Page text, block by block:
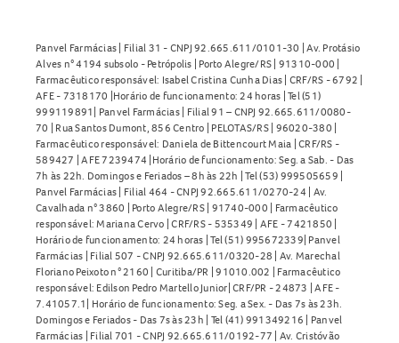
Panvel Farmácias | Filial 31 - CNPJ 92.665.611/0101-30 | Av. Protásio
Alves n° 4194 subsolo - Petrópolis | Porto Alegre/RS | 91310-000 |
Farmacêutico responsável: Isabel Cristina Cunha Dias | CRF/RS - 6792 |
AFE - 7318170 |Horário de funcionamento: 24 horas | Tel (51)
999119891| Panvel Farmácias | Filial 91 – CNPJ 92.665.611/0080-
70 | Rua Santos Dumont, 856 Centro | PELOTAS/RS | 96020-380 |
Farmacêutico responsável: Daniela de Bittencourt Maia | CRF/RS -
589427 | AFE 7239474 |Horário de funcionamento: Seg. a Sab. - Das
7h às 22h. Domingos e Feriados – 8h às 22h | Tel (53) 999505659 |
Panvel Farmácias | Filial 464 - CNPJ 92.665.611/0270-24 | Av.
Cavalhada n° 3860 | Porto Alegre/RS | 91740-000 | Farmacêutico
responsável: Mariana Cervo | CRF/RS - 535349 | AFE - 7421850 |
Horário de funcionamento: 24 horas | Tel (51) 995672339| Panvel
Farmácias | Filial 507 - CNPJ 92.665.611/0320-28 | Av. Marechal
Floriano Peixoto n° 2160 | Curitiba/PR | 91010.002 | Farmacêutico
responsável: Edilson Pedro Martello Junior| CRF/PR - 24873 | AFE -
7.41057.1| Horário de funcionamento: Seg. a Sex. - Das 7s às 23h.
Domingos e Feriados - Das 7s às 23h | Tel (41) 991349216 | Panvel
Farmácias | Filial 701 - CNPJ 92.665.611/0192-77 | Av. Cristóvão